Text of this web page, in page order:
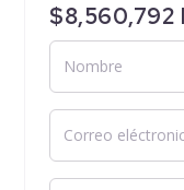
$8,560,792